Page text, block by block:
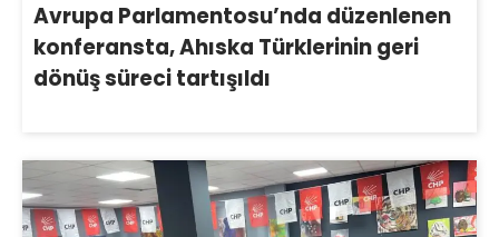
Avrupa Parlamentosu’nda düzenlenen
konferansta, Ahıska Türklerinin geri
dönüş süreci tartışıldı